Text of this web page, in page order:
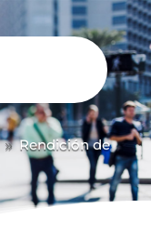
9 Rendición de